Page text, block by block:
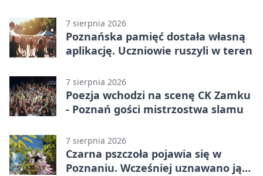
7 sierpnia 2026
Poznańska pamięć dostała własną
aplikację. Uczniowie ruszyli w teren
7 sierpnia 2026
Poezja wchodzi na scenę CK Zamku
- Poznań gości mistrzostwa slamu
7 sierpnia 2026
Czarna pszczoła pojawia się w
Poznaniu. Wcześniej uznawano ją